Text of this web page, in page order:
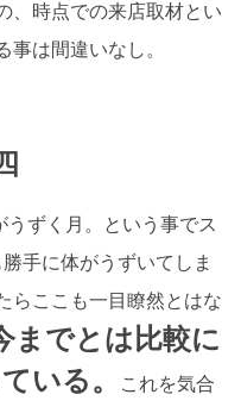
、時点での来店取材とい
事は間違いなし。
ずく月。という事でス
手に体がうずいてしま
らここも一目瞭然とはな
までとは比較に
いる。
これを気合